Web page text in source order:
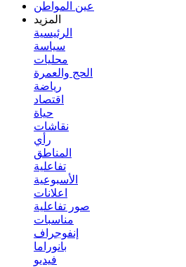
عين المواطن
المزيد
الرئيسية
سياسة
محليات
الحج والعمرة
رياضة
اقتصاد
حياة
نقاشات
رأي
المناطق
تفاعلية
الأسبوعية
اعلانات
صور تفاعلية
مناسبات
إنفوجراف
بانوراما
فيديو